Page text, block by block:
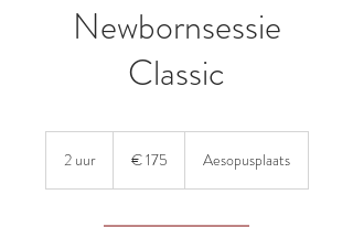
Newbornsessie
Classic
2 uur2
€ 175 Aesopusplaats